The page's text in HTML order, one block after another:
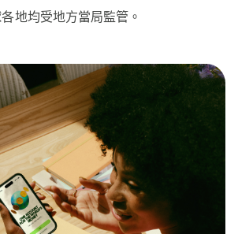
地均受地方當局監管。